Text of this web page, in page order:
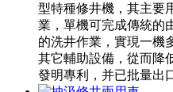
型特種修井機，其主要
業，單機可完成傳統的
的洗井作業，實現一機
其它輔助設備，從而降
發明專利，并已批量出